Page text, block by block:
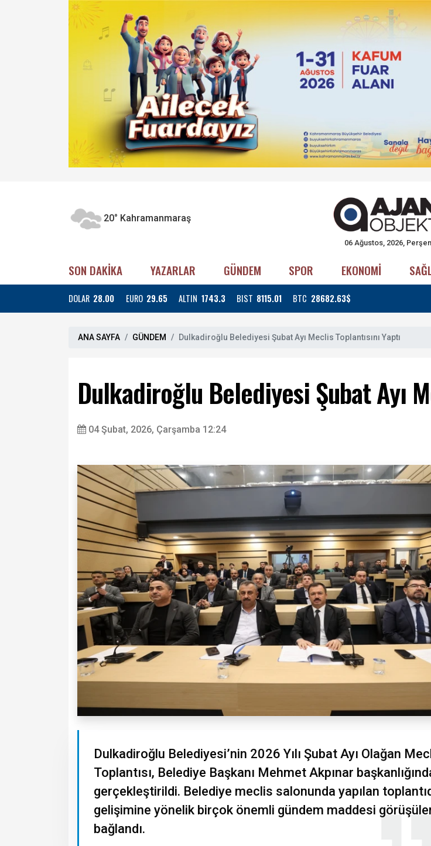
20° Kahramanmaraş
06 Ağustos, 2026,
SON DAKİKA YAZARLAR GÜNDEM SPOR EKONOMİ
DOLAR 28.00 EURO 29.65 ALTIN 1743.3 BIST 8115.01 BTC 28682.63$
ANA SAYFA GÜNDEM Dulkadiroğlu Belediyesi Şubat Ayı Meclis Toplantısını Yaptı
Dulkadiroğlu Belediyesi Şubat Ayı
04 Şubat, 2026, Çarşamba 12:24
Dulkadiroğlu Belediyesi’nin 2026 Yılı Şubat Ayı Olağan
Toplantısı, Belediye Başkanı Mehmet Akpınar
gerçekleştirildi. Belediye meclis salonunda yapılan
gelişimine yönelik birçok önemli gündem maddesi
bağlandı.